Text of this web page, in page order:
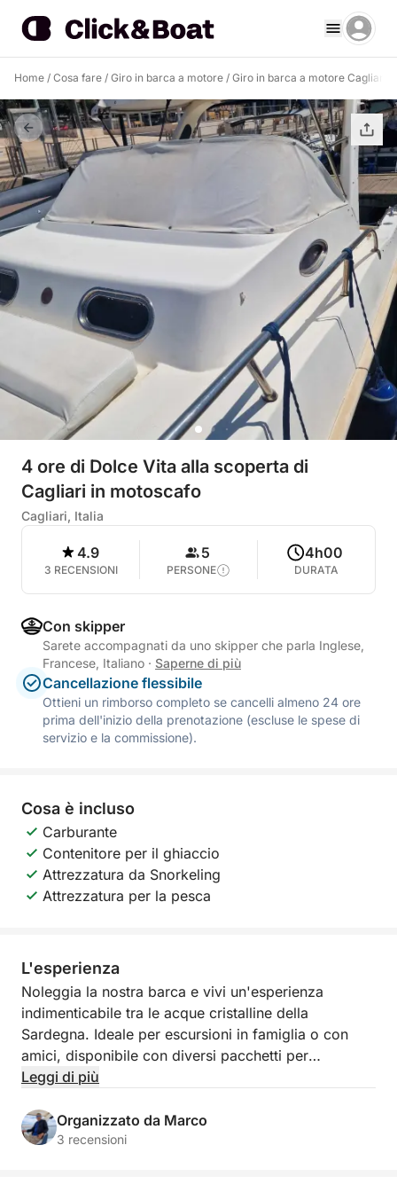
Home / Cosa fare / Giro in barca a motore / Giro in barca a motore Cagliari
4 ore di Dolce Vita alla scoperta di
Cagliari in motoscafo
Cagliari, Italia
4.9
3 RECENSIONI
5
PERSONE
4h00
DURATA
Con skipper
Sarete accompagnati da uno skipper che parla Inglese,
Francese, Italiano · Saperne di più
Cancellazione flessibile
Ottieni un rimborso completo se cancelli almeno 24 ore
prima dell'inizio della prenotazione (escluse le spese di
servizio e la commissione).
Cosa è incluso
Carburante
Contenitore per il ghiaccio
Attrezzatura da Snorkeling
Attrezzatura per la pesca
L'esperienza
Noleggia la nostra barca e vivi un'esperienza
indimenticabile tra le acque cristalline della
Sardegna. Ideale per escursioni in famiglia o con
amici, disponibile con diversi pacchetti per
soddisfare ogni esigenza.
Tour di Mezza Giornata – 270 €
Un'avventura di 4 ore nel Golfo di Cagliari, perfetta
Leggi di più
Organizzato da Marco
3 recensioni